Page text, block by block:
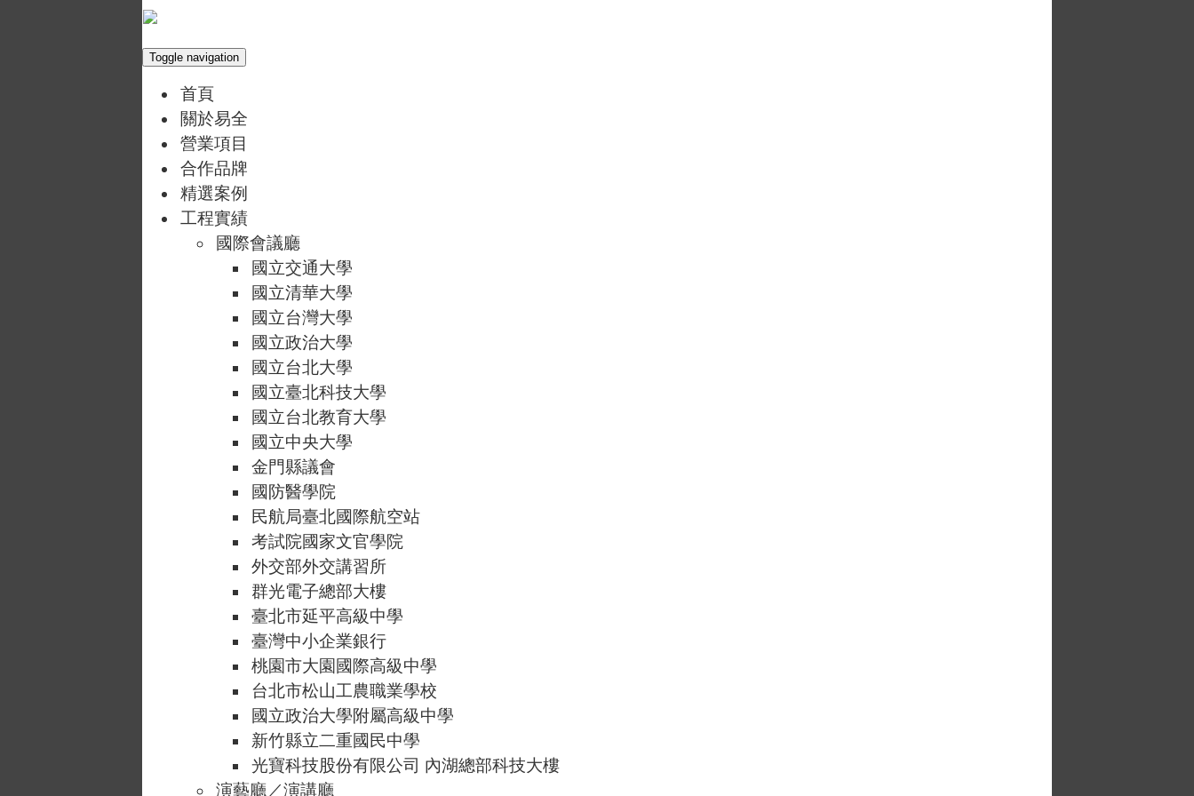
Toggle navigation
首頁
關於易全
營業項目
合作品牌
精選案例
工程實績
國際會議廳
國立交通大學
國立清華大學
國立台灣大學
國立政治大學
國立台北大學
國立臺北科技大學
國立台北教育大學
國立中央大學
金門縣議會
國防醫學院
民航局臺北國際航空站
考試院國家文官學院
外交部外交講習所
群光電子總部大樓
臺北市延平高級中學
臺灣中小企業銀行
桃園市大園國際高級中學
台北市松山工農職業學校
國立政治大學附屬高級中學
新竹縣立二重國民中學
光寶科技股份有限公司 內湖總部科技大樓
演藝廳／演講廳